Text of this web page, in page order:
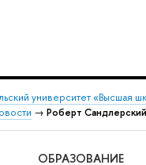
университет «Высшая
→ Роберт
ОБРАЗОВАНИЕ